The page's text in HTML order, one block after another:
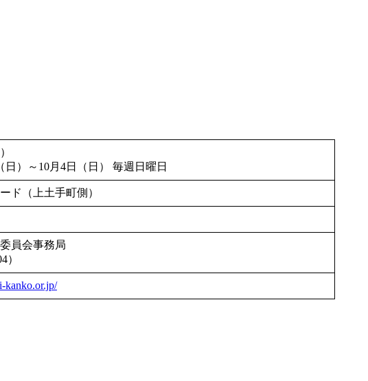
日）～10月4日（日） 毎週日曜日
ド（上土手町側）
員会事務局
）
kanko.or.jp/